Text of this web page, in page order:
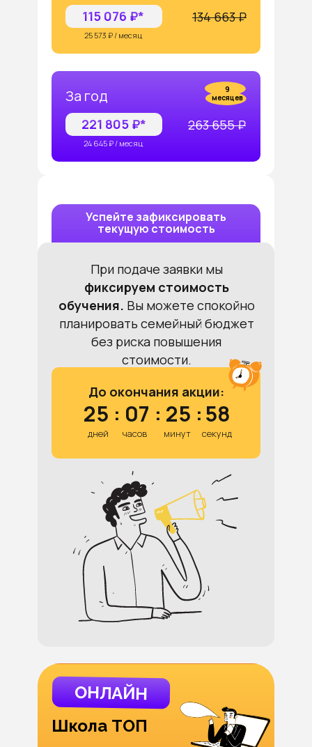
За год
9
месяцев
115 076 ₽* 134 663 ₽
221 805 ₽* 263 655 ₽
25 573 ₽ / месяц
24 645 ₽ / месяц
Успейте зафиксировать
текущую стоимость
При подаче заявки мы
фиксируем стоимость
обучения. Вы можете спокойно
планировать семейный бюджет
без риска повышения
стоимости.
До окончания акции:
дней часов минут секунд
25 07 25 58
: : :
Школа ТОП
ОНЛАЙН